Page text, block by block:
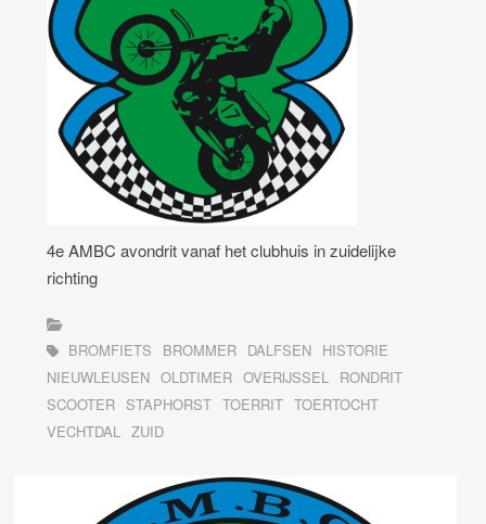
4e AMBC avondrit vanaf het clubhuis in zuidelijke
richting
BROMFIETS BROMMER DALFSEN HISTORIE
NIEUWLEUSEN OLDTIMER OVERIJSSEL RONDRIT
SCOOTER STAPHORST TOERRIT TOERTOCHT
VECHTDAL ZUID